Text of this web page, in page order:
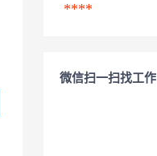
****
微信扫一扫找工作